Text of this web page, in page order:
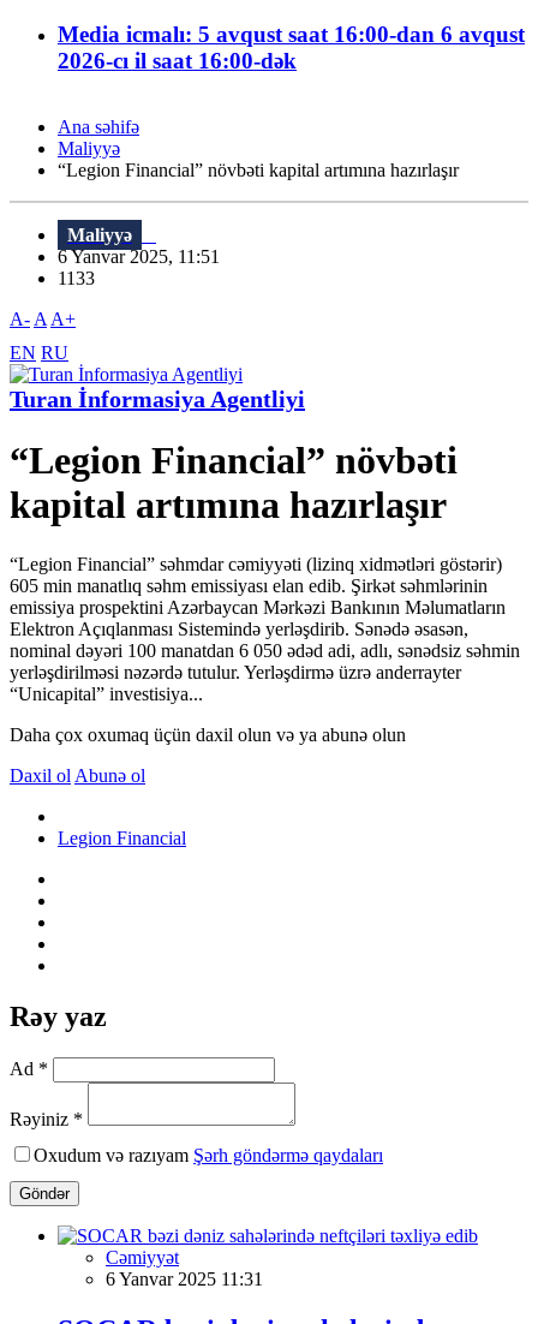
Media icmalı: 5 avqust saat 16:00-dan 6 avqust
2026-cı il saat 16:00-dək
Ana səhifə
Maliyyə
“Legion Financial” növbəti kapital artımına hazırlaşır
Maliyyə
6 Yanvar 2025, 11:51
1133
A- A A+
EN RU
Turan İnformasiya Agentliyi
“Legion Financial” növbəti
kapital artımına hazırlaşır
“Legion Financial” səhmdar cəmiyyəti (lizinq xidmətləri göstərir)
605 min manatlıq səhm emissiyası elan edib. Şirkət səhmlərinin
emissiya prospektini Azərbaycan Mərkəzi Bankının Məlumatların
Elektron Açıqlanması Sistemində yerləşdirib. Sənədə əsasən,
nominal dəyəri 100 manatdan 6 050 ədəd adi, adlı, sənədsiz səhmin
yerləşdirilməsi nəzərdə tutulur. Yerləşdirmə üzrə anderrayter
“Unicapital” investisiya...
Daha çox oxumaq üçün daxil olun və ya abunə olun
Daxil ol Abunə ol
Legion Financial
Rəy yaz
Ad *
Rəyiniz *
Oxudum və razıyam Şərh göndərmə qaydaları
Göndər
Cəmiyyət
6 Yanvar 2025 11:31